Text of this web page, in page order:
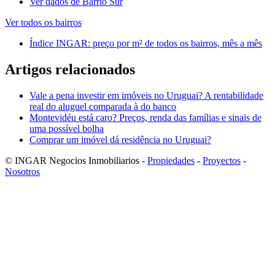
Ver todos os bairros
Índice INGAR: preço por m² de todos os bairros, mês a mês
Artigos relacionados
Vale a pena investir em imóveis no Uruguai? A rentabilidade
real do aluguel comparada à do banco
Montevidéu está caro? Preços, renda das famílias e sinais de
uma possível bolha
Comprar um imóvel dá residência no Uruguai?
© INGAR Negocios Inmobiliarios - Propiedades - Proyectos -
Nosotros